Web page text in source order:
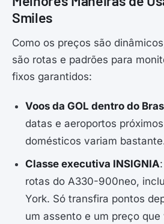
Smiles
Como os preços são
são rotas e padrões para
fixos garantidos:
Voos da GOL dentro do
datas e aeroportos
domésticos variam
Classe executiva INSIGNIA
rotas do A330-900neo,
York. Só transfira pontos
um assento e um preço